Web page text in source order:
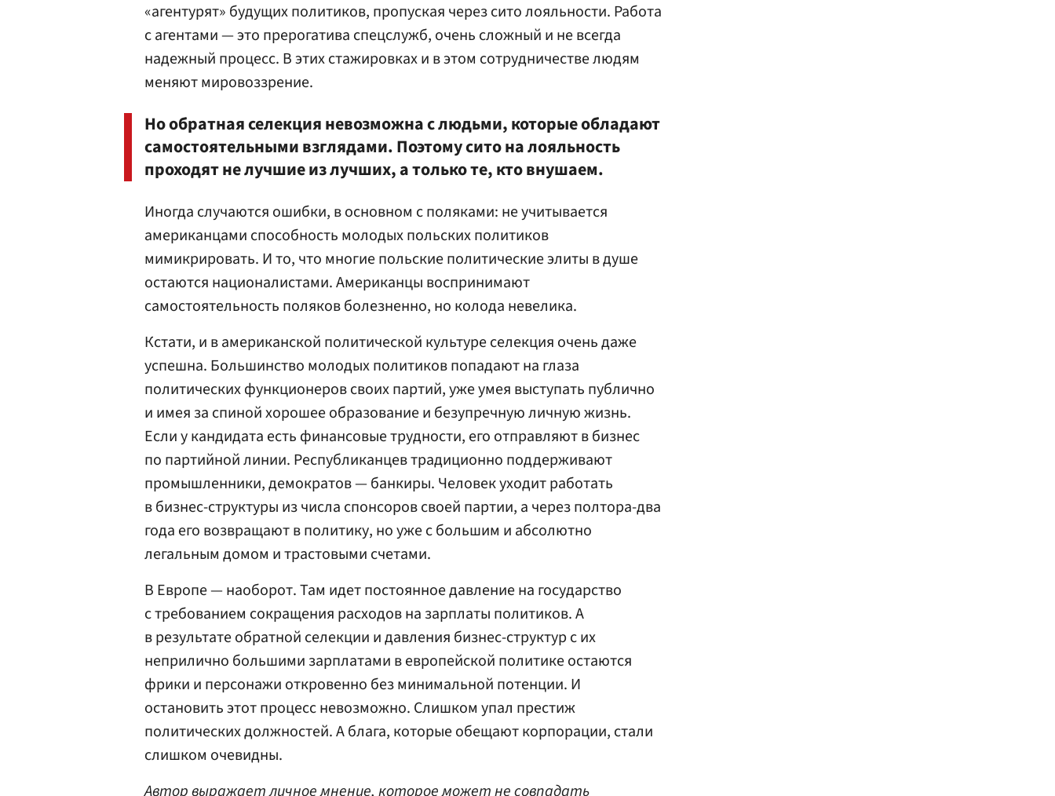
«агентурят» будущих политиков, пропуская через сито лояльности. Работа
с агентами — это прерогатива спецслужб, очень сложный и не всегда
надежный процесс. В этих стажировках и в этом сотрудничестве людям
меняют мировоззрение.
Но обратная селекция невозможна с людьми, которые обладают
самостоятельными взглядами. Поэтому сито на лояльность
проходят не лучшие из лучших, а только те, кто внушаем.
Иногда случаются ошибки, в основном с поляками: не учитывается
американцами способность молодых польских политиков
мимикрировать. И то, что многие польские политические элиты в душе
остаются националистами. Американцы воспринимают
самостоятельность поляков болезненно, но колода невелика.
Кстати, и в американской политической культуре селекция очень даже
успешна. Большинство молодых политиков попадают на глаза
политических функционеров своих партий, уже умея выступать публично
и имея за спиной хорошее образование и безупречную личную жизнь.
Если у кандидата есть финансовые трудности, его отправляют в бизнес
по партийной линии. Республиканцев традиционно поддерживают
промышленники, демократов — банкиры. Человек уходит работать
в бизнес-структуры из числа спонсоров своей партии, а через полтора-два
года его возвращают в политику, но уже с большим и абсолютно
легальным домом и трастовыми счетами.
В Европе — наоборот. Там идет постоянное давление на государство
с требованием сокращения расходов на зарплаты политиков. А
в результате обратной селекции и давления бизнес-структур с их
неприлично большими зарплатами в европейской политике остаются
фрики и персонажи откровенно без минимальной потенции. И
остановить этот процесс невозможно. Слишком упал престиж
политических должностей. А блага, которые обещают корпорации, стали
слишком очевидны.
Автор выражает личное мнение, которое может не совпадать